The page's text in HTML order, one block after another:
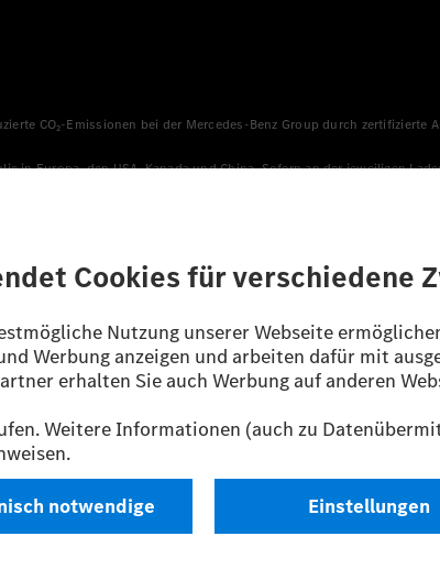
CO₂-Emissionen bei der Mercedes-Benz Group durch zertifizierte
in Europa, den USA, Kanada und China. Sofern an der jeweiligen
WLTP (Worldwide harmonised Light vehicles Test Procedure)
sind nicht nur von der effizienten Ausnutzung des Kraftstoffs bzw.
ermittelt. Der Stromverbrauch ist abhängig von der
intern nach Maßgabe der Zertifizierungsmethode „WLTP-